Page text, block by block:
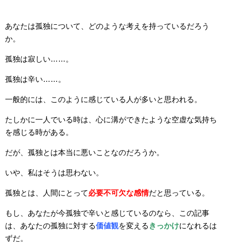
あなたは孤独について、どのような考えを持っているだろう
か。
孤独は寂しい……。
孤独は辛い……。
一般的には、このように感じている人が多いと思われる。
たしかに一人でいる時は、心に溝ができたような空虚な気持ち
を感じる時がある。
だが、孤独とは本当に悪いことなのだろうか。
いや、私はそうは思わない。
孤独とは、人間にとって必要不可欠な感情だと思っている。
もし、あなたが今孤独で辛いと感じているのなら、この記事
は、あなたの孤独に対する価値観を変える きっかけになれるは
ずだ。